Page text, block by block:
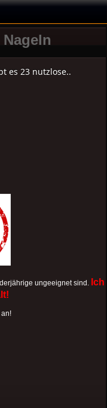
es 23 nutzlose..
ungeeignet sind. Ich
an!